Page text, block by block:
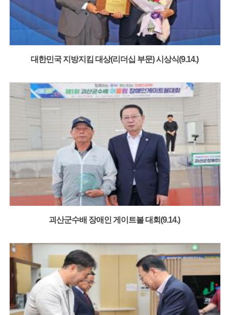
대한민국 지방지킴 대상(리더십 부문) 시상식(9.14.)
괴산군수배 장애인 게이트볼 대회(9.14.)